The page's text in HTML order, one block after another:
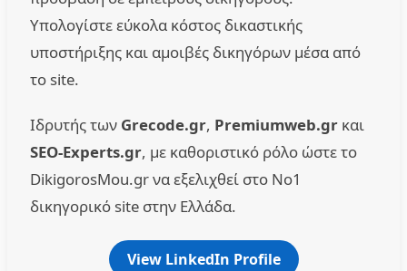
Υπολογίστε εύκολα κόστος δικαστικής
υποστήριξης και αμοιβές δικηγόρων μέσα από
το site.
Ιδρυτής των Grecode.gr, Premiumweb.gr και
SEO-Experts.gr, με καθοριστικό ρόλο ώστε το
DikigorosMou.gr να εξελιχθεί στο No1
δικηγορικό site στην Ελλάδα.
View LinkedIn Profile